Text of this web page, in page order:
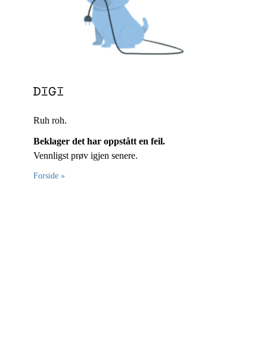
Ruh roh.
Beklager det har oppstått en feil.
Vennligst prøv igjen senere.
Forside »